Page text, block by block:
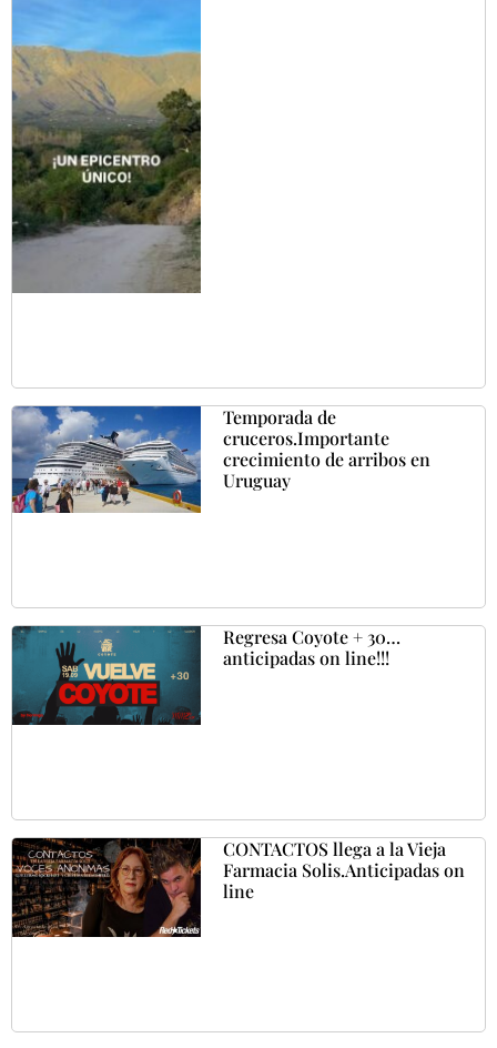
Temporada de
cruceros.Importante
crecimiento de arribos en
Uruguay
Regresa Coyote + 30…
anticipadas on line!!!
CONTACTOS llega a la Vieja
Farmacia Solis.Anticipadas on
line